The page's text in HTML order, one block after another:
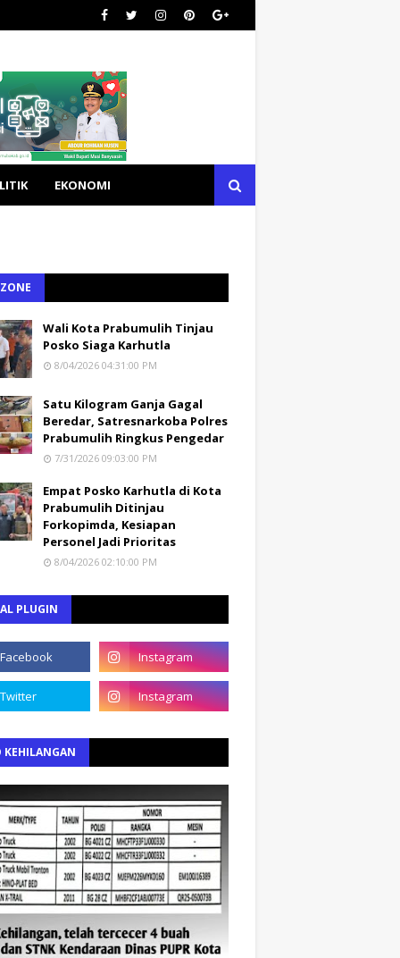
EKONOMI
Wali Kota Prabumulih Tinjau
Posko Siaga Karhutla
8/04/2026 04:31:00 PM
Satu Kilogram Ganja Gagal
Beredar, Satresnarkoba Polres
Prabumulih Ringkus Pengedar
7/31/2026 09:03:00 PM
Empat Posko Karhutla di Kota
Prabumulih Ditinjau
Forkopimda, Kesiapan
Personel Jadi Prioritas
8/04/2026 02:10:00 PM
PLUGIN
KEHILANGAN